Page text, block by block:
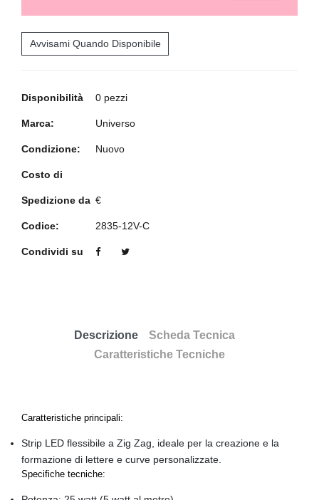
Avvisami Quando Disponibile
Disponibilità 0 pezzi
Marca: Universo
Condizione: Nuovo
Costo di
Spedizione da €
Codice: 2835-12V-C
Condividi su
Descrizione
Scheda Tecnica
Caratteristiche Tecniche
Caratteristiche principali:
Strip LED flessibile a Zig Zag, ideale per la creazione e la
formazione di lettere e curve personalizzate.
Specifiche tecniche: